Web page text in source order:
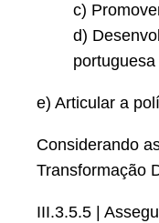
c)
d)
e) Articular a
Considerando
Transformação
III.3.5.5 |